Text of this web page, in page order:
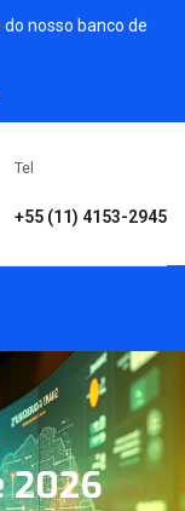
do nosso banco de
Tel
+55 (11) 4153-2945
2026